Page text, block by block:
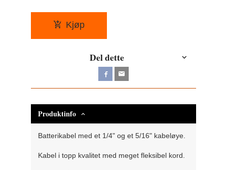
Kjøp
Del dette
Produktinfo
Batterikabel med et 1/4" og et 5/16" kabeløye.
Kabel i topp kvalitet med meget fleksibel kord.